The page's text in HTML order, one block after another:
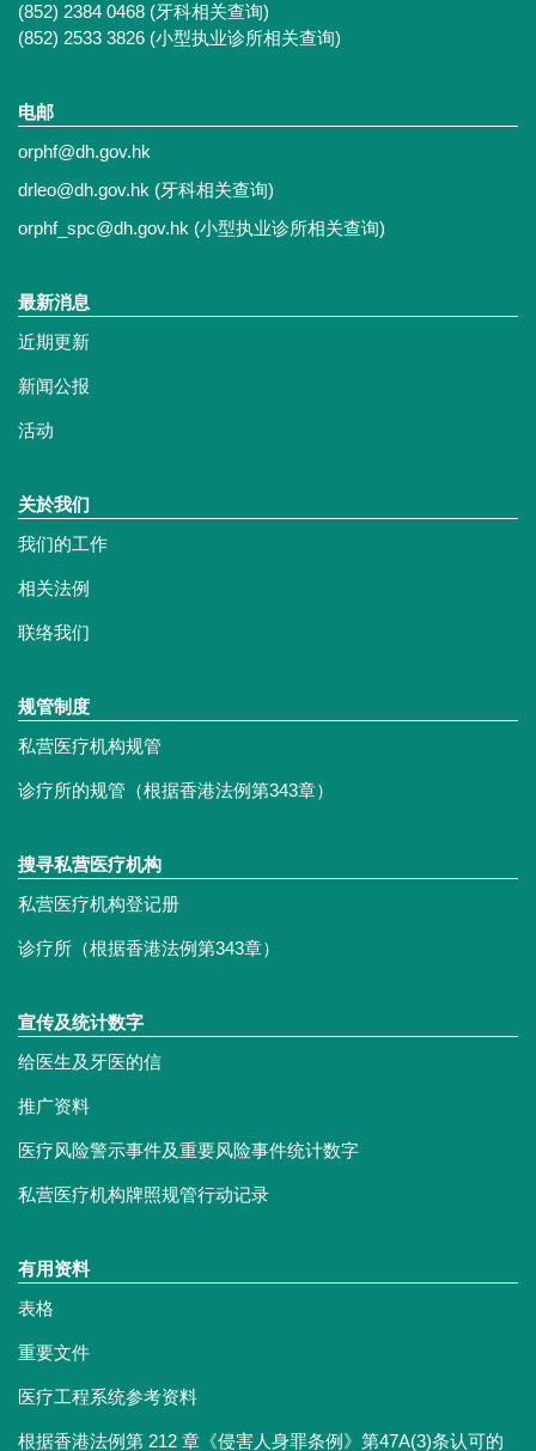
(852) 2384 0468 (牙科相关查询)
(852) 2533 3826 (小型执业诊所相关查询)
电邮
orphf@dh.gov.hk
drleo@dh.gov.hk (牙科相关查询)
orphf_spc@dh.gov.hk (小型执业诊所相关查询)
最新消息
近期更新
新闻公报
活动
关於我们
我们的工作
相关法例
联络我们
规管制度
私营医疗机构规管
诊疗所的规管（根据香港法例第343章）
搜寻私营医疗机构
私营医疗机构登记册
诊疗所（根据香港法例第343章）
宣传及统计数字
给医生及牙医的信
推广资料
医疗风险警示事件及重要风险事件统计数字
私营医疗机构牌照规管行动记录
有用资料
表格
重要文件
医疗工程系统参考资料
根据香港法例第 212 章《侵害人身罪条例》第47A(3)条认可的